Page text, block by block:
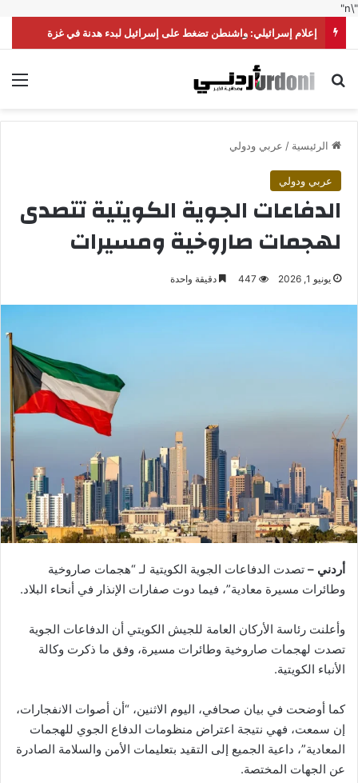
"\n"
إعلام إسرائيلي: واشنطن تضغط على إسرائيل لبدء هدنة في غزة
بحث عن
الرئيسية / عربي ودولي
عربي ودولي
الدفاعات الجوية الكويتية تتصدى
لهجمات صاروخية ومسيرات
يونيو 1, 2026 447 دقيقة واحدة
أردني – تصدت الدفاعات الجوية الكويتية لـ “هجمات صاروخية
وطائرات مسيرة معادية”، فيما دوت صفارات الإنذار في أنحاء البلاد.
وأعلنت رئاسة الأركان العامة للجيش الكويتي أن الدفاعات الجوية
تصدت لهجمات صاروخية وطائرات مسيرة، وفق ما ذكرت وكالة
الأنباء الكويتية.
كما أوضحت في بيان صحافي، اليوم الاثنين، “أن أصوات الانفجارات،
إن سمعت، فهي نتيجة اعتراض منظومات الدفاع الجوي للهجمات
المعادية”، داعية الجميع إلى التقيد بتعليمات الأمن والسلامة الصادرة
عن الجهات المختصة.